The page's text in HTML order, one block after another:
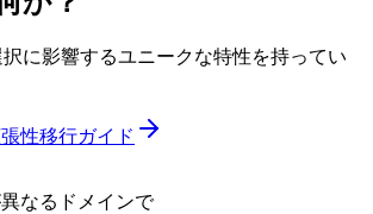
に影響するユニークな特性を持ってい
性移行ガイド
なるドメインで